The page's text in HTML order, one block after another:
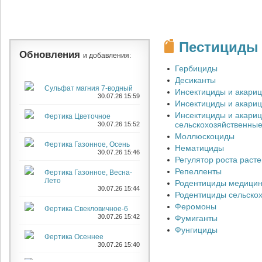
вещества
растений и
Обновления и добавления:
Сульфат магния 7-водный
30.07.26 15:59
Фертика Цветочное
30.07.26 15:52
Фертика Газонное, Осень
30.07.26 15:46
Фертика Газонное, Весна-
Лето
30.07.26 15:44
Фертика Свекловичное-6
30.07.26 15:42
Фертика Осеннее
30.07.26 15:40
Пестициды
Гербициды
Десиканты
Инсектициды и
Инсектициды и
Инсектициды и
сельскохозяйственные
Моллюскоциды
Нематициды
Регулятор роста
Репелленты
Родентициды
Родентициды
Феромоны
Фумиганты
Фунгициды